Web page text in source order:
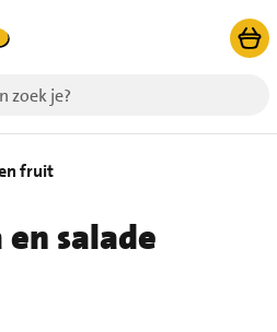
fruit
en salade